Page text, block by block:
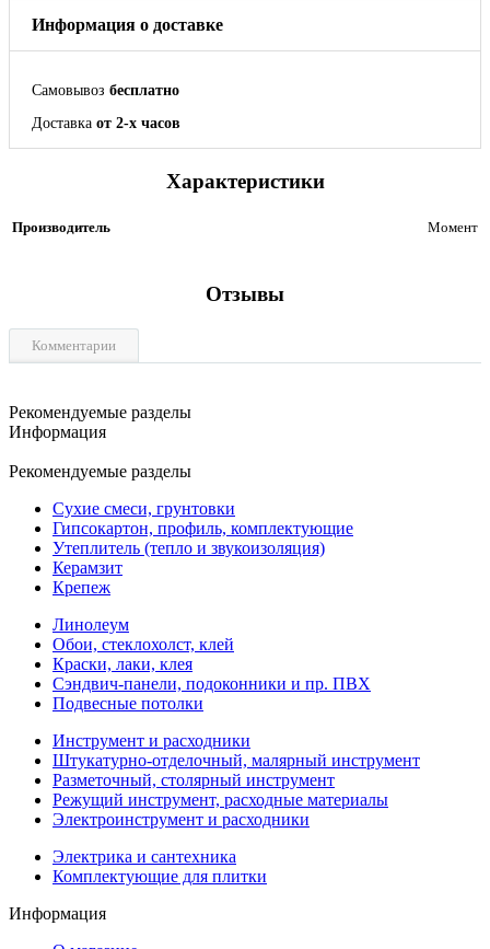
Информация о доставке
Самовывоз бесплатно
Доставка от 2-х часов
Характеристики
Производитель Момент
Отзывы
Комментарии
Рекомендуемые разделы
Информация
Рекомендуемые разделы
Сухие смеси, грунтовки
Гипсокартон, профиль, комплектующие
Утеплитель (тепло и звукоизоляция)
Керамзит
Крепеж
Линолеум
Обои, стеклохолст, клей
Краски, лаки, клея
Сэндвич-панели, подоконники и пр. ПВХ
Подвесные потолки
Инструмент и расходники
Штукатурно-отделочный, малярный инструмент
Разметочный, столярный инструмент
Режущий инструмент, расходные материалы
Электроинструмент и расходники
Электрика и сантехника
Комплектующие для плитки
Информация